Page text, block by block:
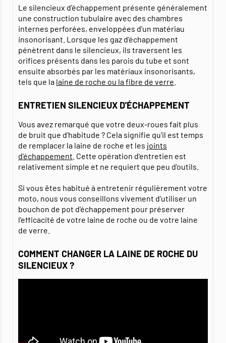
Le silencieux d'échappement présente généralement
une construction tubulaire avec des chambres
internes perforées, enveloppées d'un matériau
insonorisant. Lorsque les gaz d'échappement
pénètrent dans le silencieux, ils traversent les
orifices présents dans les parois du tube et sont
ensuite absorbés par les matériaux insonorisants,
tels que la laine de roche ou la fibre de verre
ENTRETIEN SILENCIEUX D'ÉCHAPPEMENT
Vous avez remarqué que votre deux-roues fait plus
de bruit que d'habitude ? Cela signifie qu'il est temps
de remplacer la laine de roche et les joints
d'échappement . Cette opération d'entretien est
relativement simple et ne requiert que peu d'outils.
Si vous êtes habitué à entretenir régulièrement votre
moto, nous vous conseillons vivement d'utiliser un
bouchon de pot d'échappement pour préserver
l'efficacité de votre laine de roche ou de votre laine
de verre.
COMMENT CHANGER LA LAINE DE ROCHE DU
SILENCIEUX ?